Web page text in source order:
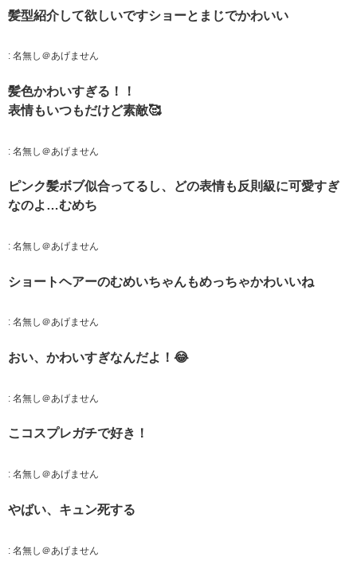
髪型紹介して欲しいですショーとまじでかわいい
: 名無し＠あげません
髪色かわいすぎる！！
表情もいつもだけど素敵🥰
: 名無し＠あげません
ピンク髪ボブ似合ってるし、どの表情も反則級に可愛すぎ
なのよ…むめち
: 名無し＠あげません
ショートヘアーのむめいちゃんもめっちゃかわいいね
: 名無し＠あげません
おい、かわいすぎなんだよ！😂
: 名無し＠あげません
こコスプレガチで好き！
: 名無し＠あげません
やばい、キュン死する
: 名無し＠あげません